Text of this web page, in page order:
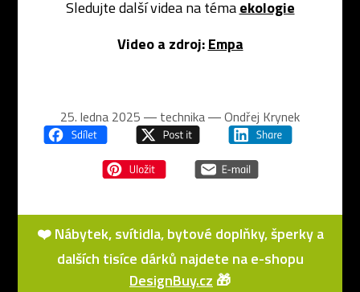
Sledujte další videa na témaekologie
Video a zdroj: Empa
25. ledna 2025 ― technika ―Ondřej Krynek
❤️ Nábytek, svítidla, bytové doplňky, šperky a
dalších tisíce dárků najdete na e-shopu
DesignBuy.cz 🎁